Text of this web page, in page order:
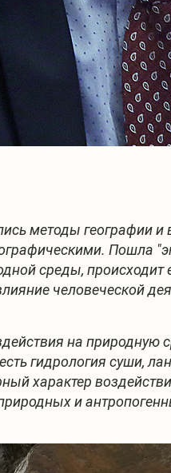
методы географии
Пошла
среды, происходит
человеческой
на
гидрология суши,
характер
и